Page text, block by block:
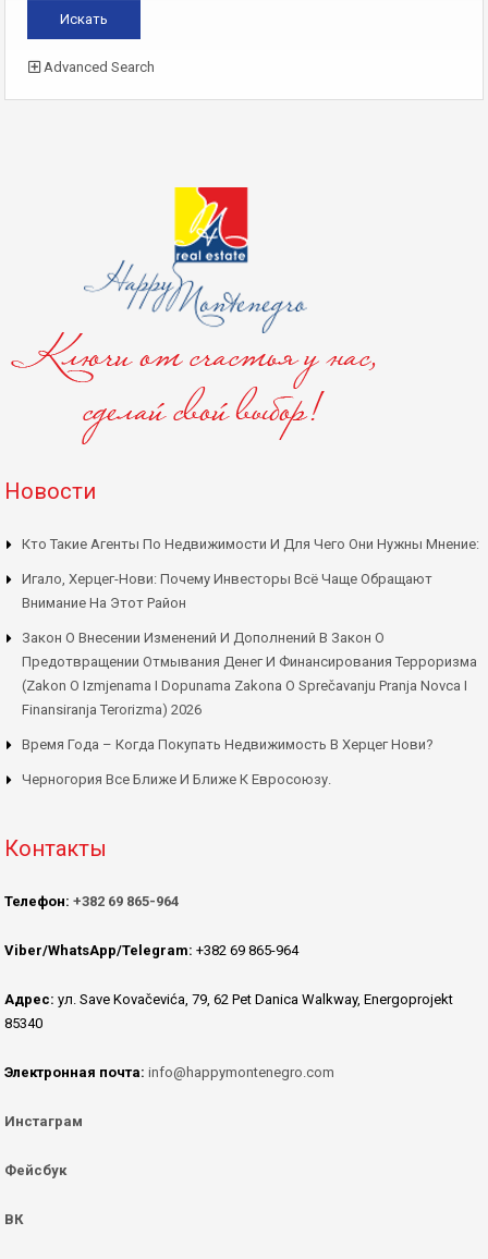
Advanced Search
Новости
Кто Такие Агенты По Недвижимости И Для Чего Они Нужны Мнение:
Игало, Херцег-Нови: Почему Инвесторы Всё Чаще Обращают
Внимание На Этот Район
Закон О Внесении Изменений И Дополнений В Закон О
Предотвращении Отмывания Денег И Финансирования Терроризма
(Zakon O Izmjenama I Dopunama Zakona O Sprečavanju Pranja Novca I
Finansiranja Terorizma) 2026
Время Года – Когда Покупать Недвижимость В Херцег Нови?
Черногория Все Ближе И Ближе К Евросоюзу.
Контакты
Телефон: +382 69 865-964
Viber/WhatsApp/Telegram: +382 69 865-964
Адрес: ул. Save Kovačevića, 79, 62 Pet Danica Walkway, Energoprojekt
85340
Электронная почта: info@happymontenegro.com
Инстаграм
Фейсбук
ВК